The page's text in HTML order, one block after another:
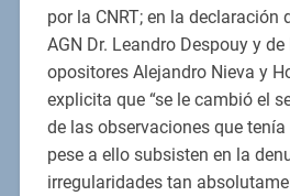
por la CNRT; en la declaración
AGN Dr. Leandro Despouy y
opositores Alejandro Nieva y
explicita que “se le cambió el
de las observaciones que
pese a ello subsisten en la
irregularidades tan